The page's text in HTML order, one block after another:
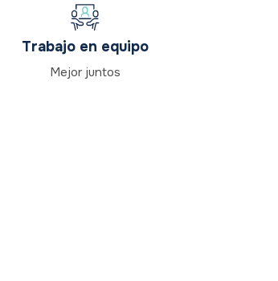
Trabajo en equipo
Mejor juntos